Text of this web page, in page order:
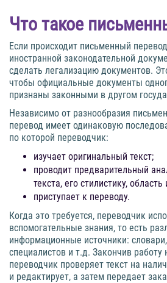
Что такое
Если происходит письменный
иностранной законодательной
сделать легализацию документов.
чтобы официальные документы
признаны законными в другом
Независимо от разнообразия
перевод имеет одинаковую
по которой переводчик:
изучает оригинальный текст;
проводит предварительный
текста, его стилистику,
приступает к переводу.
Когда это требуется, переводчик
вспомогательные знания, то есть
информационные источники:
специалистов и т.д. Закончив
переводчик проверяет текст на
и редактирует, а затем передает